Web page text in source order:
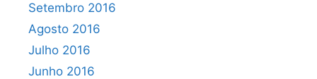
Setembro 2016
Agosto 2016
Julho 2016
Junho 2016